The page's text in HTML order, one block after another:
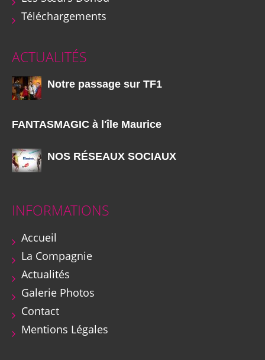
Téléchargements
ACTUALITÉS
Notre passage sur TF1
FANTASMAGIC à l'île Maurice
NOS RÉSEAUX SOCIAUX
INFORMATIONS
Accueil
La Compagnie
Actualités
Galerie Photos
Contact
Mentions Légales